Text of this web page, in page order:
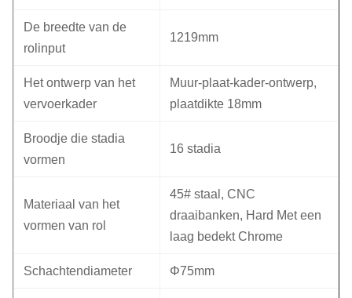
De breedte van de
rolinput
1219mm
Het ontwerp van het
vervoerkader
Muur-plaat-kader-ontwerp,
plaatdikte 18mm
Broodje die stadia
vormen
16 stadia
Materiaal van het
vormen van rol
45# staal, CNC
draaibanken, Hard Met een
laag bedekt Chrome
Schachtendiameter Φ75mm